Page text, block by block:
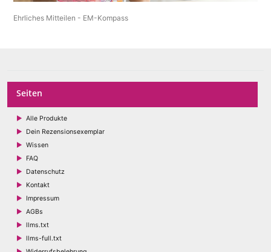
Ehrliches Mitteilen - EM-Kompass
Seiten
Alle Produkte
Dein Rezensionsexemplar
Wissen
FAQ
Datenschutz
Kontakt
Impressum
AGBs
llms.txt
llms-full.txt